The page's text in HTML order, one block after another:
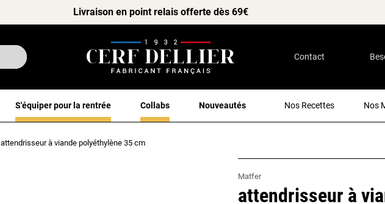
Livraison en point relais offerte dès 69€
Contact
S'équiper pour la rentrée Collabs Nouveautés Nos Recettes Nos
attendrisseur à viande polyéthylène 35 cm
Matfer
attendrisseur à